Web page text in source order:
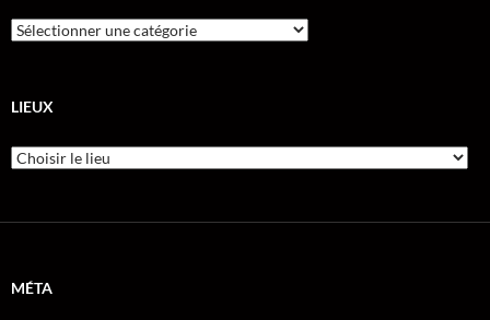
LIEUX
MÉTA